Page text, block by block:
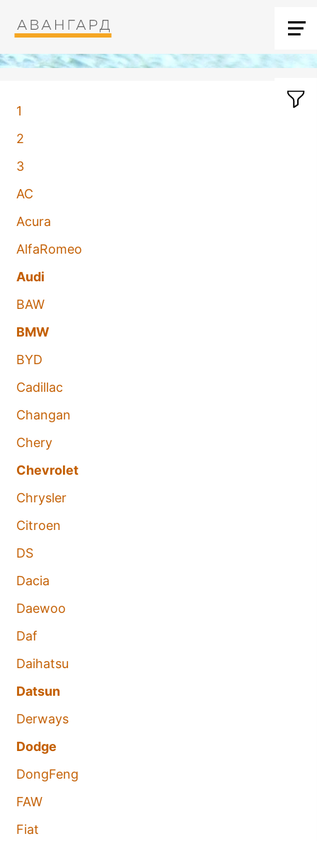
1
2
3
AC
Acura
AlfaRomeo
Audi
BAW
BMW
BYD
Cadillac
Changan
Chery
Chevrolet
Chrysler
Citroen
DS
Dacia
Daewoo
Daf
Daihatsu
Datsun
Derways
Dodge
DongFeng
FAW
Fiat